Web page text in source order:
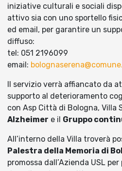
iniziative culturali e sociali
attivo sia con uno sportello
ed email, per garantire un
diffuso:
tel: 051 2196099
email:
Il servizio verrà affiancato da
supporto al deterioramento
con Asp Città di Bologna, Villa
Alzheimer e il Gruppo
All’interno della Villa troverà
Palestra della Memoria di
promossa dall’Azienda USL per